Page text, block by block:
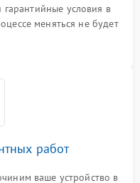
условия в
меняться не будет
работ
ваше устройство в